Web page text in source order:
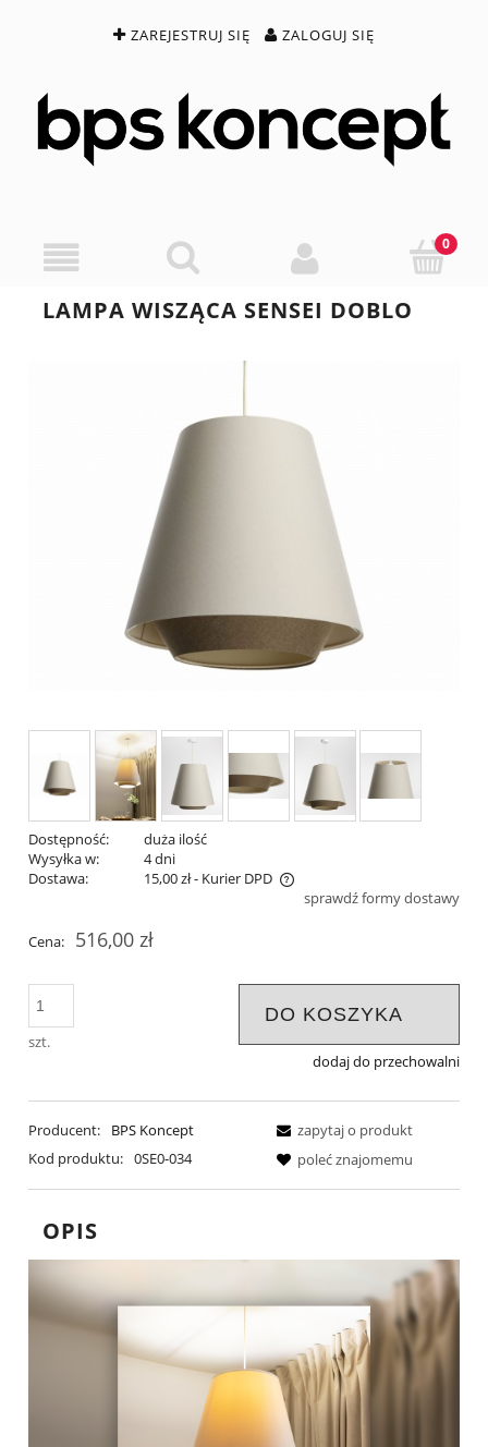
ZAREJESTRUJ SIĘ ZALOGUJ SIĘ
LAMPA WISZĄCA SENSEI DOBLO
Dostępność:
duża ilość
Wysyłka w:
4 dni
Dostawa:
15,00 zł- Kurier DPD
Cena nie zawiera ewentualnych kosztów płatnościsprawdź formy dostawy
Cena: 516,00 zł
szt.
DO KOSZYKA
dodaj do przechowalni
Producent:
BPS Koncept
Kod produktu: 0SE0-034
zapytaj o produkt
poleć znajomemu
OPIS